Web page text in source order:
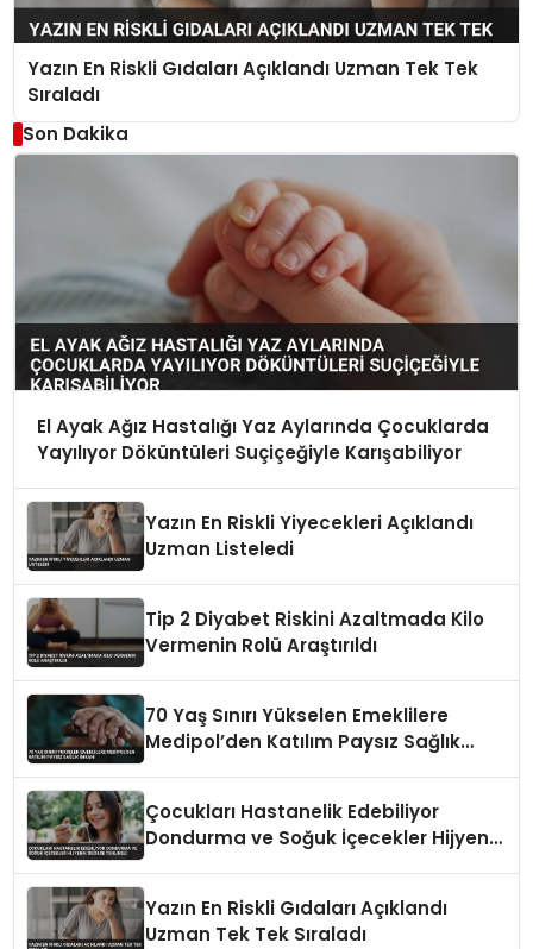
Yazın En Riskli Gıdaları Açıklandı Uzman Tek Tek
Sıraladı
Son Dakika
El Ayak Ağız Hastalığı Yaz Aylarında Çocuklarda
Yayılıyor Döküntüleri Suçiçeğiyle Karışabiliyor
Yazın En Riskli Yiyecekleri Açıklandı
Uzman Listeledi
Tip 2 Diyabet Riskini Azaltmada Kilo
Vermenin Rolü Araştırıldı
70 Yaş Sınırı Yükselen Emeklilere
Medipol’den Katılım Paysız Sağlık
Çocukları Hastanelik Edebiliyor
Dondurma ve Soğuk İçecekler Hijyenik
Yazın En Riskli Gıdaları Açıklandı
Uzman Tek Tek Sıraladı